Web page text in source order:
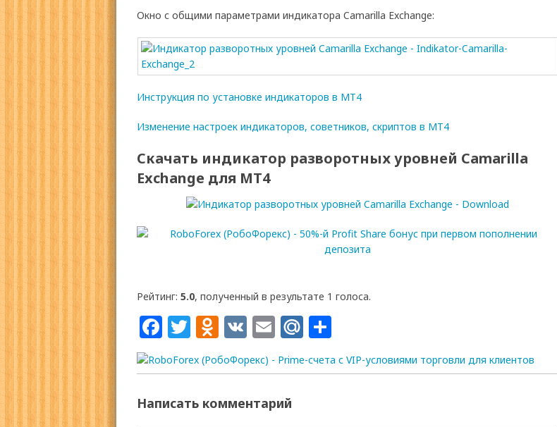
Окно с общими параметрами индикатора Camarilla Exchange:
Инструкция по установке индикаторов в МТ4
Изменение настроек индикаторов, советников, скриптов в МТ4
Скачать индикатор разворотных уровней Camarilla
Exchange для МТ4
Рейтинг: 5.0, полученный в результате 1 голоса.
Facebook
Twitter
Odnoklassniki
VKEmailMail.Ru
Написать комментарий